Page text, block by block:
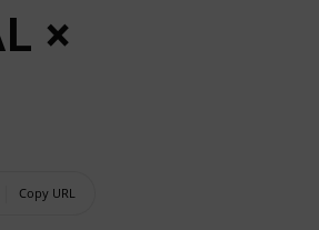
×
Copy URL